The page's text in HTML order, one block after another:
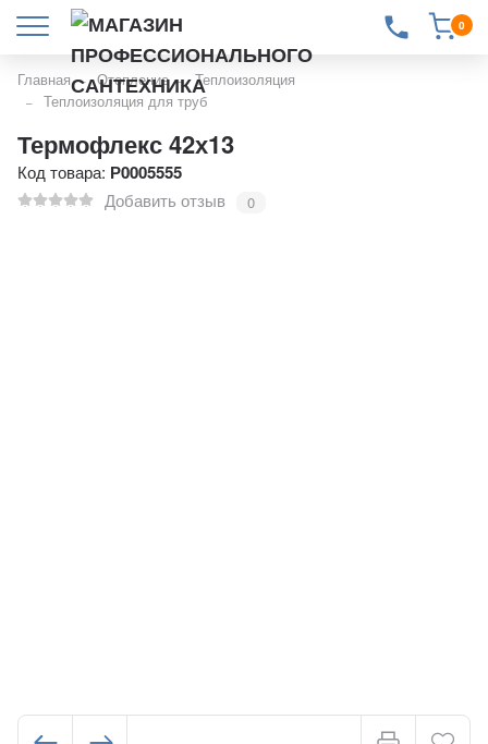
0
Главная Отопление
Теплоизоляция
Теплоизоляция для труб
Термофлекс 42х13
Код товара: Р0005555
Добавить отзыв 0